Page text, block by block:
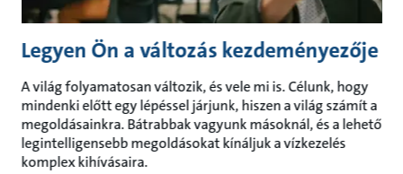
Legyen Ön a változás kezdeményezője
A világ folyamatosan változik, és vele mi is. Célunk, hogy
mindenki előtt egy lépéssel járjunk, hiszen a világ számít a
megoldásainkra. Bátrabbak vagyunk másoknál, és a lehető
legintelligensebb megoldásokat kínáljuk a vízkezelés
komplex kihívásaira.